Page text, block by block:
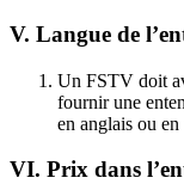
V. Langue de
Un FSTV doit
fournir une
en anglais ou
VI. Prix dans